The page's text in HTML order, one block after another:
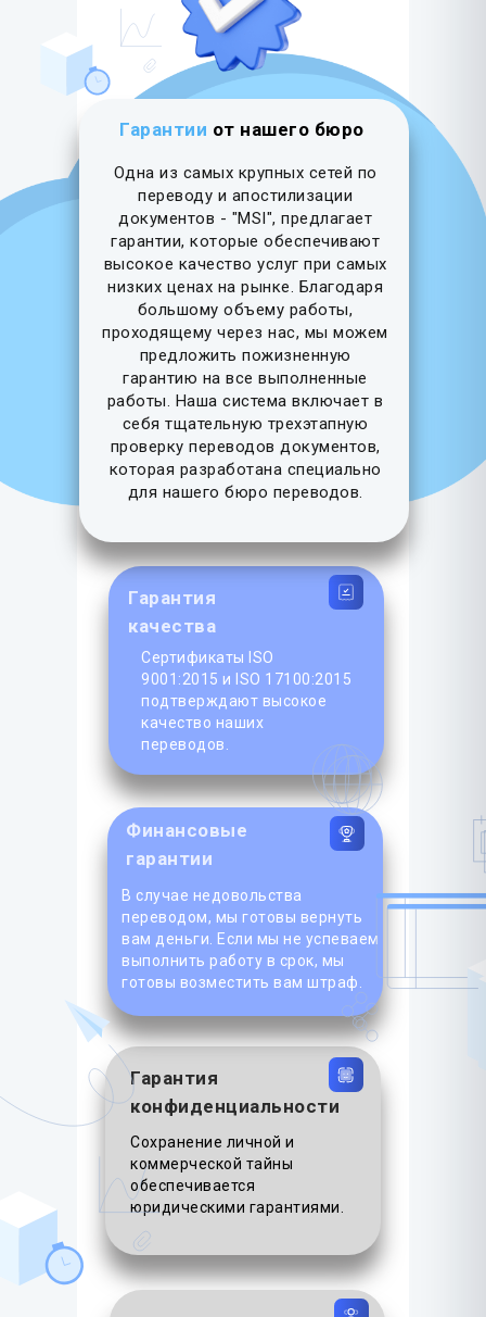
Гарантия
качества
Гарантия
конфиденциальности
Финансовые
гарантии
Сертификаты ISO
9001:2015 и ISO 17100:2015
подтверждают высокое
качество наших
переводов.
Сохранение личной и
коммерческой тайны
обеспечивается
юридическими гарантиями.
В случае недовольства
переводом, мы готовы вернуть
вам деньги. Если мы не успеваем
выполнить работу в срок, мы
готовы возместить вам штраф.
Гарантии от нашего бюро
Одна из самых крупных сетей по
переводу и апостилизации
документов - "MSI", предлагает
гарантии, которые обеспечивают
высокое качество услуг при самых
низких ценах на рынке. Благодаря
большому объему работы,
проходящему через нас, мы можем
предложить пожизненную
гарантию на все выполненные
работы. Наша система включает в
себя тщательную трехэтапную
проверку переводов документов,
которая разработана специально
для нашего бюро переводов.